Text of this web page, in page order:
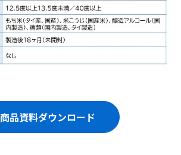
商品資料ダウンロード